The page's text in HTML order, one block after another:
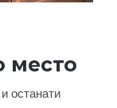
место
останати